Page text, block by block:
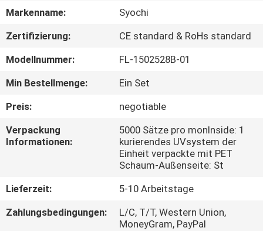
FABRIK-
QUALITÄTSKONTROLLE
TRETEN
SIE
MIT
IN
Markenname:
Syochi
Zertifizierung:
CE standard & RoHs standard
Modellnummer:
FL-1502528B-01
Min Bestellmenge:
Ein Set
Preis:
negotiable
Verpackung
Informationen:
5000 Sätze pro monInside: 1
kurierendes UVsystem der
Einheit verpackte mit PET
Schaum-Außenseite: St
Lieferzeit:
5-10 Arbeitstage
Zahlungsbedingungen:
L/C, T/T, Western Union,
MoneyGram, PayPal